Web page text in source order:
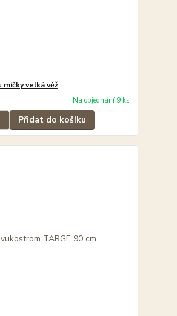
velká věž
Na objednání 9 ks
Přidat do košíku